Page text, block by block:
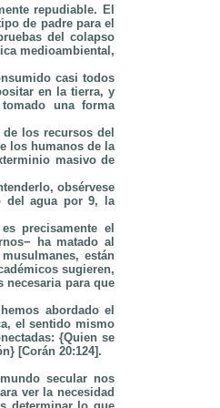
repudiable. El
de padre para el
del colapso
medioambiental,
casi todos
en la tierra, y
una forma
los recursos del
los humanos de la
masivo de
obsérvese
del agua por 9, la
precisamente el
ha matado al
están
sugieren,
necesaria para que
abordado el
el sentido mismo
{Quien se
[Corán 20:124].
secular nos
ver la necesidad